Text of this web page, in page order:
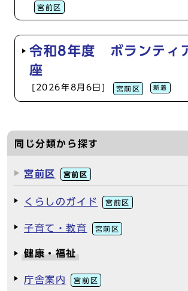
宮前区
令和8年度 ボランティ
座
[2026年8月6日] 宮前区 新着
同じ分類から探す
宮前区 宮前区
くらしのガイド 宮前区
子育て・教育 宮前区
健康・福祉
庁舎案内 宮前区